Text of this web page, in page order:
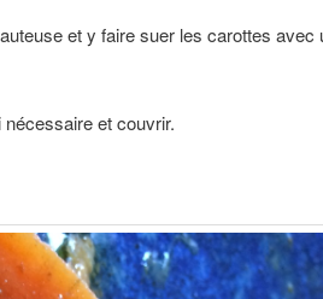
et y faire suer les carottes avec
nécessaire et couvrir.